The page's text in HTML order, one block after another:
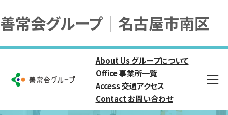
善常会グループ｜名古屋市南区
About Usグループについて
Office事業所一覧
Access交通アクセス
Contact お問い合わせ